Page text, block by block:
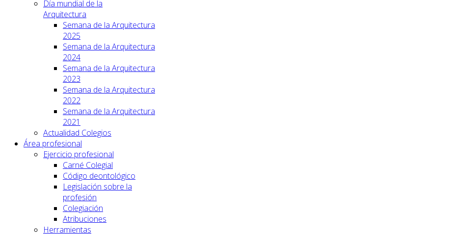
Día mundial de la
Arquitectura
Semana de la Arquitectura
2025
Semana de la Arquitectura
2024
Semana de la Arquitectura
2023
Semana de la Arquitectura
2022
Semana de la Arquitectura
2021
Actualidad Colegios
Área profesional
Ejercicio profesional
Carné Colegial
Código deontológico
Legislación sobre la
profesión
Colegiación
Atribuciones
Herramientas